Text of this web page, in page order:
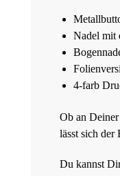
Nadel mit
4-farb
Ob an
lässt sich der
Du kannst